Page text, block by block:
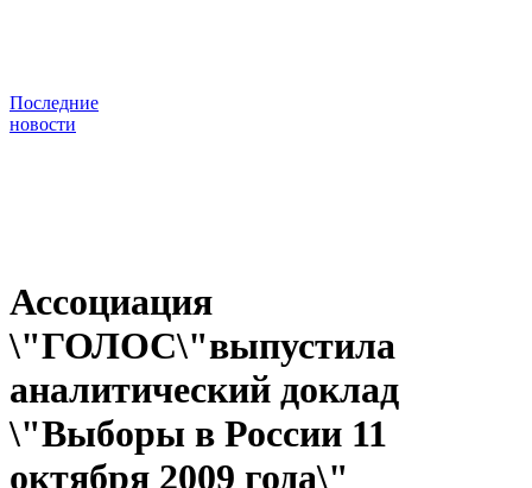
Последние
новости
Ассоциация
\"ГОЛОС\"выпустила
аналитический доклад
\"Выборы в России 11
октября 2009 года\"